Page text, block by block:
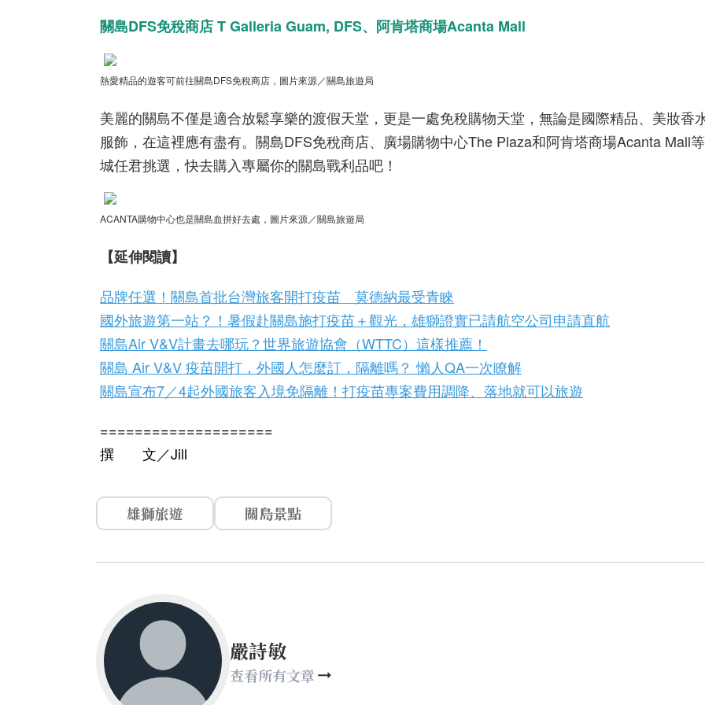
關島DFS免稅商店 T Galleria Guam, DFS、 阿肯塔商場Acanta Mall
熱愛精品的遊客可前往關島DFS免稅商店，圖片來源／關島旅遊局
美麗的關島不僅是適合放鬆享樂的渡假天堂，更是一處免稅購物天堂，無論是國際精品、美妝香
服飾，在這裡應有盡有。關島DFS免稅商店、廣場購物中心The Plaza和阿肯塔商場Acanta Mall
城任君挑選，快去購入專屬你的關島戰利品吧！
ACANTA購物中心也是關島血拼好去處，圖片來源／關島旅遊局
【延伸閱讀】
品牌任選！關島首批台灣旅客開打疫苗 莫德納最受青睞
國外旅遊第一站？！暑假赴關島施打疫苗＋觀光，雄獅證實已請航空公司申請直航
關島Air V&V計畫去哪玩？世界旅遊協會（WTTC）這樣推薦！
關島 Air V&V 疫苗開打，外國人怎麼訂，隔離嗎？ 懶人QA一次瞭解
關島宣布7／4起外國旅客入境免隔離！打疫苗專案費用調降、落地就可以旅遊
====================
撰 文／Jill
雄獅旅遊 關島景點
嚴詩敏
查看所有文章